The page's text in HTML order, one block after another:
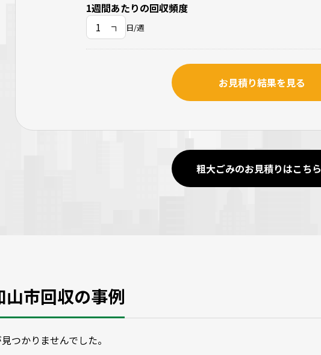
1週間あたりの回収頻度
日/週
お見積り結果を見る
粗大ごみのお見積りはこちら
山市回収の事例
つかりませんでした。